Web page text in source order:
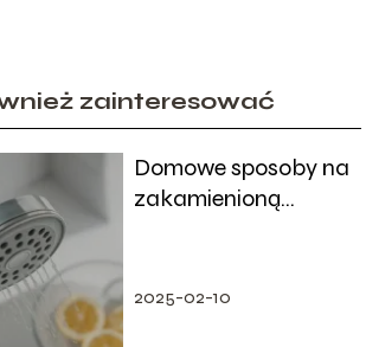
zainteresować
Domowe sposoby na
zakamienioną
2025-02-10